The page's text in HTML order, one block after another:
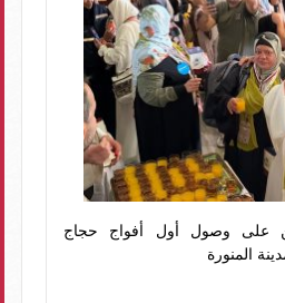
على وصول أول أفواج حجاج
المنورة